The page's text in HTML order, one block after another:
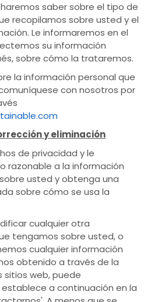
saber sobre el tipo de
recopilamos sobre usted y el
Le informaremos en el
su información
sobre cómo la trataremos.
la información personal que
con nosotros por
y eliminación
de privacidad y le
razonable a la información
usted y obtenga una
sobre cómo se usa la
cualquier otra
tengamos sobre usted, o
cualquier información
obtenido a través de la
sitios web, puede
a continuación en la